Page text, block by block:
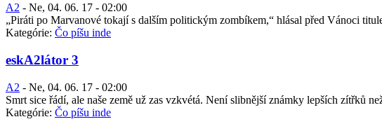
A2 - Ne, 04. 06. 17 - 02:00
„Piráti po Marvanové tokají s dalším politickým zombíkem,“ hlásal před Vánoci
Kategórie: Čo píšu inde
eskA2látor 3
A2 - Ne, 04. 06. 17 - 02:00
Smrt sice řádí, ale naše země už zas vzkvétá. Není slibnější známky lepších zítřků
Kategórie: Čo píšu inde